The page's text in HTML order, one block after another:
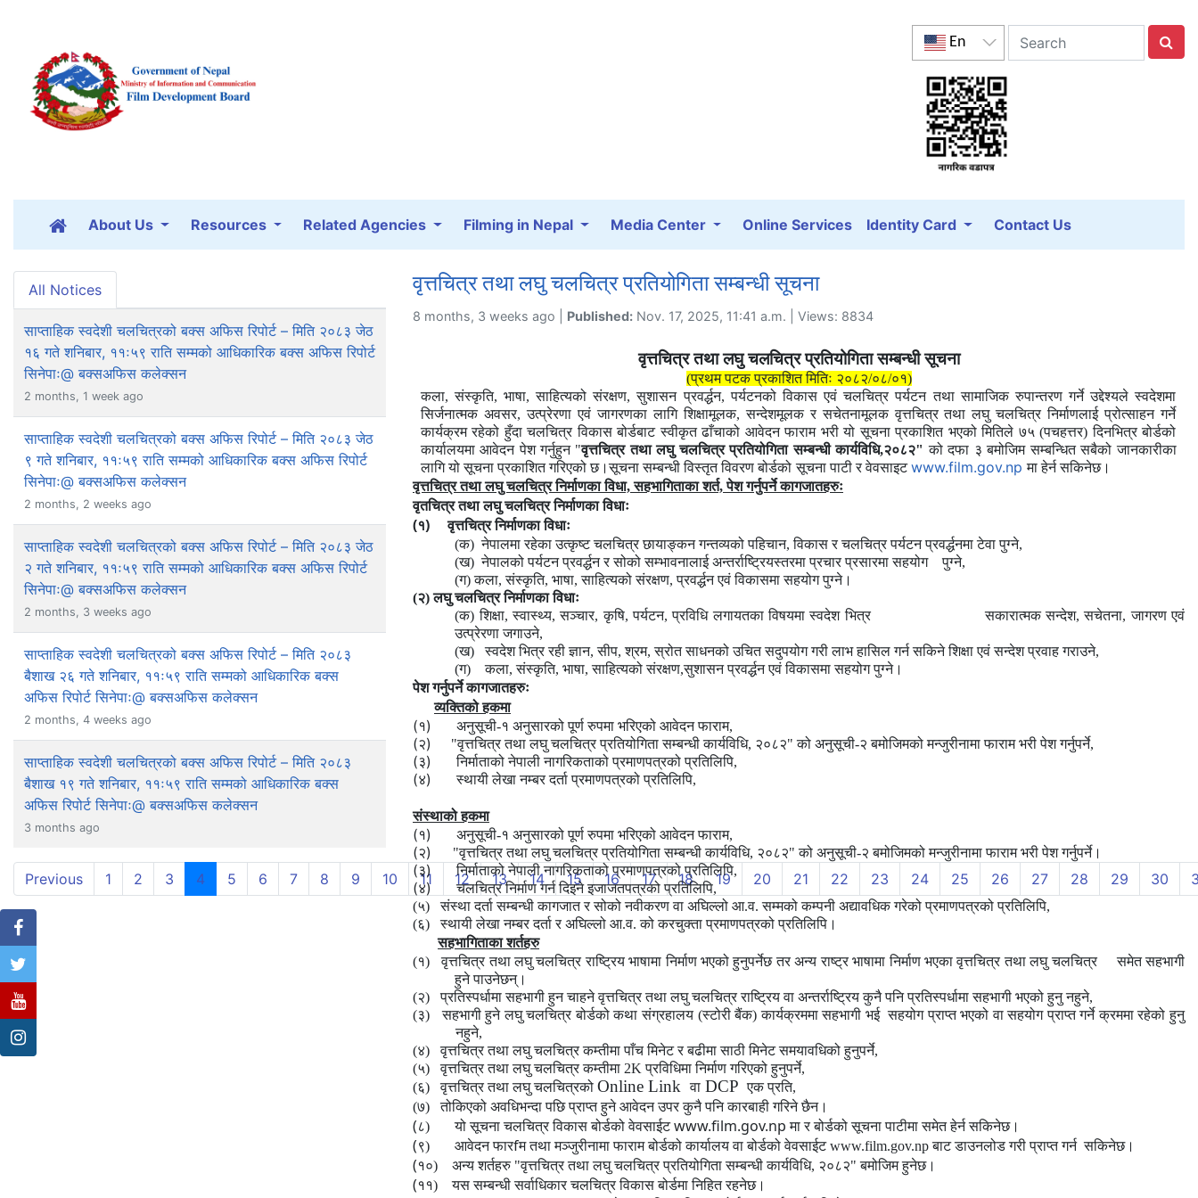
En
About Us Resources Related Agencies Filming in Nepal Media Center Online Services Identity Card Contact Us
All Notices
साप्ताहिक स्वदेशी चलचित्रको बक्स अफिस रिपोर्ट – मिति २०८३ जेठ
१६ गते शनिबार, ११ः५९ राति सम्मको आधिकारिक बक्स अफिस रिपोर्ट
सिनेपाः@ बक्सअफिस कलेक्सन
2 months, 1 week ago
साप्ताहिक स्वदेशी चलचित्रको बक्स अफिस रिपोर्ट – मिति २०८३ जेठ
९ गते शनिबार, ११ः५९ राति सम्मको आधिकारिक बक्स अफिस रिपोर्ट
सिनेपाः@ बक्सअफिस कलेक्सन
2 months, 2 weeks ago
साप्ताहिक स्वदेशी चलचित्रको बक्स अफिस रिपोर्ट – मिति २०८३ जेठ
२ गते शनिबार, ११ः५९ राति सम्मको आधिकारिक बक्स अफिस रिपोर्ट
सिनेपाः@ बक्सअफिस कलेक्सन
2 months, 3 weeks ago
साप्ताहिक स्वदेशी चलचित्रको बक्स अफिस रिपोर्ट – मिति २०८३
बैशाख २६ गते शनिबार, ११ः५९ राति सम्मको आधिकारिक बक्स
अफिस रिपोर्ट सिनेपाः@ बक्सअफिस कलेक्सन
2 months, 4 weeks ago
साप्ताहिक स्वदेशी चलचित्रको बक्स अफिस रिपोर्ट – मिति २०८३
बैशाख १९ गते शनिबार, ११ः५९ राति सम्मको आधिकारिक बक्स
अफिस रिपोर्ट सिनेपाः@ बक्सअफिस कलेक्सन
3 months ago
Previous 1 2 3 4 (current)
5 6 7 8 9 10 11 12 13 14 15 16 17 18 19 20 21 22 23 24 25 26 27 28 29 30
वृत्तचित्र तथा लघु चलचित्र प्रतियोगिता सम्बन्धी सूचना
8 months, 3 weeks ago | Published: Nov. 17, 2025, 11:41 a.m. | Views: 8834
वृत्तचित्र तथा लघु चलचित्र प्रतियोगिता सम्बन्धी सूचना
(प्रथम पटक प्रकाशित मितिः २०८२/०८/०१)
कला, संस्कृति, भाषा, साहित्यको संरक्षण, सुशासन प्रवर्द्धन, पर्यटनको विकास एवं चलचित्र पर्यटन तथा सामाजिक रुपान्तरण गर्ने उद्देश्यले स्वदेशमा
सिर्जनात्मक अवसर, उत्प्रेरणा एवं जागरणका लागि शिक्षामूलक, सन्देशमूलक र सचेतनामूलक वृत्तचित्र तथा लघु चलचित्र निर्माणलाई प्रोत्साहन गर्ने
कार्यक्रम रहेको हुँदा चलचित्र विकास बोर्डबाट स्वीकृत ढाँचाको आवेदन फाराम भरी यो सूचना प्रकाशित भएको मितिले ७५ (पचहत्तर) दिनभित्र बोर्डको
कार्यालयमा आवेदन पेश गर्नुहुन "वृत्तचित्र तथा लघु चलचित्र प्रतियोगिता सम्बन्धी कार्यविधि,२०८२"को दफा ३ बमोजिम सम्बन्धित सबैको जानकारीका
लागि यो सूचना प्रकाशित गरिएको छ।सूचना सम्बन्धी विस्तृत विवरण बोर्डको सूचना पाटी र वेवसाइट www.film.gov.np मा हेर्न सकिनेछ।
वृत्तचित्र तथा लघु चलचित्र निर्माणका विधा, सहभागिताका शर्त, पेश गर्नुपर्ने कागजातहरुः
वृतचित्र तथा लघु चलचित्र निर्माणका विधाः
(१)
वृत्तचित्र निर्माणका विधाः
(क) नेपालमा रहेका उत्कृष्ट चलचित्र छायाङ्कन गन्तव्यको पहिचान, विकास र चलचित्र पर्यटन प्रवर्द्धनमा टेवा पुग्ने,
(ख) नेपालको पर्यटन प्रवर्द्धन र सोको सम्भावनालाई अन्तर्राष्ट्रियस्तरमा प्रचार प्रसारमा सहयोग पुग्ने,
(ग) कला, संस्कृति, भाषा, साहित्यको संरक्षण, प्रवर्द्धन एवं विकासमा सहयोग पुग्ने।
(२) लघु चलचित्र निर्माणका विधाः
(क) शिक्षा, स्वास्थ्य, सञ्चार, कृषि, पर्यटन, प्रविधि लगायतका विषयमा स्वदेश भित्र सकारात्मक सन्देश, सचेतना, जागरण एवं
उत्प्रेरणा जगाउने,
(ख) स्वदेश भित्र रही ज्ञान, सीप, श्रम, स्रोत साधनको उचित सदुपयोग गरी लाभ हासिल गर्न सकिने शिक्षा एवं सन्देश प्रवाह गराउने,
(ग) कला, संस्कृति, भाषा, साहित्यको संरक्षण,सुशासन प्रवर्द्धन एवं विकासमा सहयोग पुग्ने।
पेश गर्नुपर्ने कागजातहरुः
व्यक्तिको हकमा
(१) अनुसूची-१ अनुसारको पूर्ण रुपमा भरिएको आवेदन फाराम,
(२) "वृत्तचित्र तथा लघु चलचित्र प्रतियोगिता सम्बन्धी कार्यविधि, २०८२" को अनुसूची-२ बमोजिमको मन्जुरीनामा फाराम भरी पेश गर्नुपर्ने,
(३) निर्माताको नेपाली नागरिकताको प्रमाणपत्रको प्रतिलिपि,
(४) स्थायी लेखा नम्बर दर्ता प्रमाणपत्रको प्रतिलिपि,
संस्थाको हकमा
(१) अनुसूची-१ अनुसारको पूर्ण रुपमा भरिएको आवेदन फाराम,
(२) "वृत्तचित्र तथा लघु चलचित्र प्रतियोगिता सम्बन्धी कार्यविधि, २०८२" को अनुसूची-२ बमोजिमको मन्जुरीनामा फाराम भरी पेश गर्नुपर्ने।
(३) निर्माताको नेपाली नागरिकताको प्रमाणपत्रको प्रतिलिपि,
(४)
चलचित्र निर्माण गर्न दिइने इजाजतपत्रको प्रतिलिपि,
(५) संस्था दर्ता सम्बन्धी कागजात र सोको नवीकरण वा अघिल्लो आ.व. सम्मको कम्पनी अद्यावधिक गरेको प्रमाणपत्रको प्रतिलिपि,
(६) स्थायी लेखा नम्बर दर्ता र अघिल्लो आ.व. को करचुक्ता प्रमाणपत्रको प्रतिलिपि।
सहभागिताका शर्तहरु
(१) वृत्तचित्र तथा लघु चलचित्र राष्ट्रिय भाषामा निर्माण भएको हुनुपर्नेछ तर अन्य राष्ट्र भाषामा निर्माण भएका वृत्तचित्र तथा लघु चलचित्र समेत सहभागी
हुने पाउनेछन्।
(२) प्रतिस्पर्धामा सहभागी हुन चाहने वृत्तचित्र तथा लघु चलचित्र राष्ट्रिय वा अन्तर्राष्ट्रिय कुनै पनि प्रतिस्पर्धामा सहभागी भएको हुनु नहुने,
(३) सहभागी हुने लघु चलचित्र बोर्डको कथा संग्रहालय (स्टोरी बैंक) कार्यक्रममा सहभागी भई सहयोग प्राप्त भएको वा सहयोग प्राप्त गर्ने क्रममा रहेको हुनु
नहुने,
(४) वृत्तचित्र तथा लघु चलचित्र कम्तीमा पाँच मिनेट र बढीमा साठी मिनेट समयावधिको हुनुपर्ने,
(५) वृत्तचित्र तथा लघु चलचित्र कम्तीमा 2K प्रविधिमा निर्माण गरिएको हुनुपर्ने,
(६) वृत्तचित्र तथा लघु चलचित्रको Online Link वा DCP एक प्रति,
(७) तोकिएको अवधिभन्दा पछि प्राप्त हुने आवेदन उपर कुनै पनि कारबाही गरिने छैन।
(८) यो सूचना चलचित्र विकास बोर्डको वेवसाईटwww.film.gov.npमा र बोर्डको सूचना पाटीमा समेत हेर्न सकिनेछ।
(९) आवेदन फारfम तथा मञ्जुरीनामा फाराम बोर्डको कार्यालय वा बोर्डको वेवसाईटwww.film.gov.np बाट डाउनलोड गरी प्राप्त गर्न सकिनेछ।
(१०) अन्य शर्तहरु "वृत्तचित्र तथा लघु चलचित्र प्रतियोगिता सम्बन्धी कार्यविधि, २०८२" बमोजिम हुनेछ।
(११) यस सम्बन्धी सर्वाधिकार चलचित्र विकास बोर्डमा निहित रहनेछ।